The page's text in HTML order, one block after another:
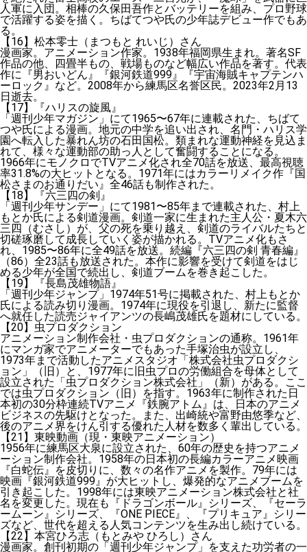
人軍に入団。相棒の久保田吾作とバッテリーを組み、プロ野球
で活躍する姿を描く。ちばてつや氏の少年誌デビュー作でもあ
る。
【16】松本零士（まつもと れいじ）さん
漫画家。アニメーション作家。1938年福岡県生まれ。著名SF
作品の他、四畳半もの、戦場ものなど幅広い作品を著す。代表
作に『男おいどん』『銀河鉄道999』『宇宙海賊キャプテンハ
ーロック』など。2008年から練馬区名誉区民。2023年2月13
日逝去。
【17】『ハリスの旋風』
「週刊少年マガジン」にて1965〜67年に連載された、ちばて
つや氏による漫画。地元の中学を追い出され、名門・ハリス学
園へ転入した暴れん坊の石田国松。類まれな運動神経を見込ま
れて、様々な運動部の助っ人として奮闘することになる。
1966年にモノクロでTVアニメ化され全70話を放送、最高視聴
率31.8%の大ヒットとなる。1971年にはカラーリメイク作『国
松さまのお通りだい』全46話も制作された。
【18】『六三四の剣』
「週刊少年サンデー」にて1981〜85年まで連載された、村上
もとか氏による剣道漫画。剣道一家に生まれた主人公・夏木六
三四（むさし）が、父の死を乗り越え、剣道のライバルたちと
切磋琢磨して成長していく姿が描かれる。TVアニメ化もさ
れ、1985〜86年に全49話を放送。続編『六三四の剣 青春編』
（86）全23話も放送された。本作に影響を受けて剣道をはじ
める少年が全国で続出し、剣道ブームを巻き起こした。
【19】『長島茂雄物語』
「週刊少年ジャンプ」1974年51号に掲載された、村上もとか
氏による読み切り漫画。1974年に現役を引退し、新たに監督
へ就任した読売ジャイアンツの長嶋茂雄氏を題材にしている。
【20】虫プロダクション
アニメーション制作会社・虫プロダクションの通称。1961年
にマンガ家でアニメーターでもあった手塚治虫が設立し、
1973年まで活動したアニメスタジオ「株式会社虫プロダクシ
ョン」（旧）と、1977年に旧虫プロの労働組合を母体として
設立された「虫プロダクション株式会社」（新）がある。ここ
では虫プロダクション（旧）を指す。1963年に制作された日
本初の30分枠連続TVアニメ『鉄腕アトム』は、日本のアニメ
ビジネスの先駆けとなった。また、出崎統や富野由悠季など、
後のアニメ界をけん引する優れた人材を数多く輩出している。
【21】東映動画（現・東映アニメーション）
1956年に練馬区大泉に設立された、60年の歴史を持つアニメ
ーション制作会社。1958年の日本初の長編カラーアニメ映画
『白蛇伝』を皮切りに、数々の名作アニメを製作。79年には
映画『銀河鉄道999』が大ヒットし、爆発的なアニメブームを
引き起こした。1998年には東映アニメーション株式会社と社
名を変更した。現在も『ドラゴンボール』シリーズ、『セーラ
ームーン』シリーズ、『ONE PIECE』、『プリキュア』シリー
ズなど、世代を超える人気コンテンツを生み出し続けている。
【22】本宮ひろ志（もとみや ひろし）さん
漫画家。創刊初期の「週刊少年ジャンプ」を支えた功労者の一